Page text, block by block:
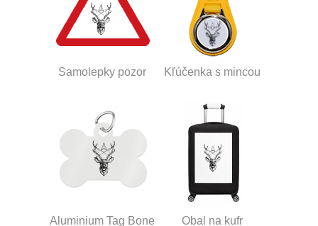
Samolepky pozor Kľúčenka s mincou
Aluminium Tag Bone Obal na kufr